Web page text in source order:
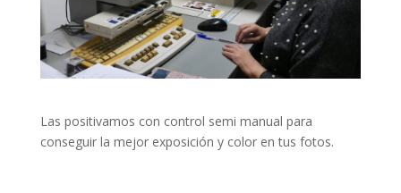
Las positivamos con control semi manual para
conseguir la mejor exposición y color en tus fotos.